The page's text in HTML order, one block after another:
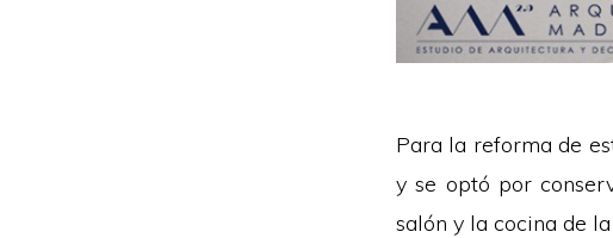
Para la reforma de
y se optó por
salón y la cocina de